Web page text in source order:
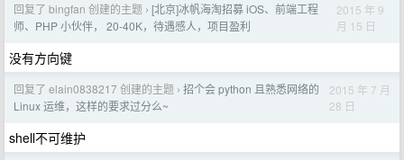
回复了 bingfan 创建的主题 › [北京]冰帆海淘招募 iOS、前端工程
师、PHP 小伙伴， 20-40K，待遇感人，项目盈利
2015 年 9
月 15 日
没有方向键
回复了 elain0838217 创建的主题 › 招个会 python 且熟悉网络的
Linux 运维，这样的要求过分么~
2015 年 7 月
28 日
shell不可维护